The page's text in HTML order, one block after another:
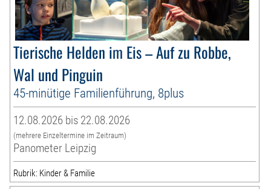
Tierische Helden im Eis – Auf zu Robbe,
Wal und Pinguin
45-minütige Familienführung, 8plus
12.08.2026 bis 22.08.2026
(mehrere Einzeltermine im Zeitraum)
Panometer Leipzig
Rubrik: Kinder & Familie